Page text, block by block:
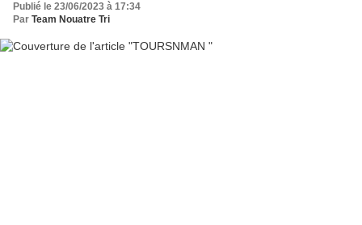
Publié le 23/06/2023 à 17:34
Par Team Nouatre Tri